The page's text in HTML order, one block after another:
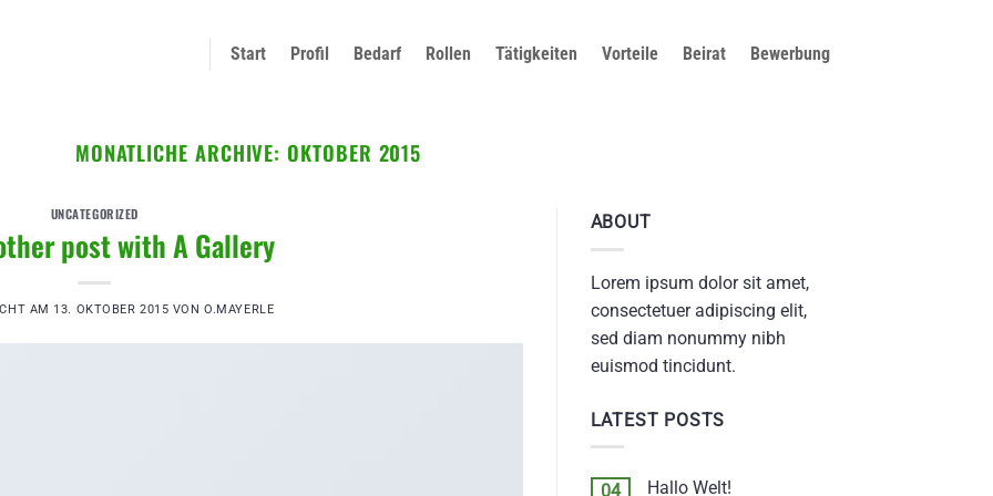
Start Profil Bedarf Rollen Tätigkeiten Vorteile Beirat Bewerbung
MONATLICHE ARCHIVE: OKTOBER 2015
UNCATEGORIZED
post with A Gallery
AM 13. OKTOBER 2015 VONO.MAYERLE
ABOUT
Lorem ipsum dolor sit amet,
consectetuer adipiscing elit,
sed diam nonummy nibh
euismod tincidunt.
LATEST POSTS
04 Hallo Welt!